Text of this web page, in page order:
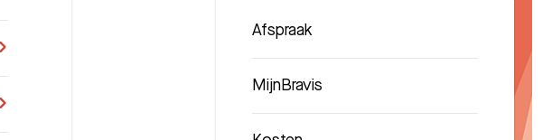
Afspraak
MijnBravis